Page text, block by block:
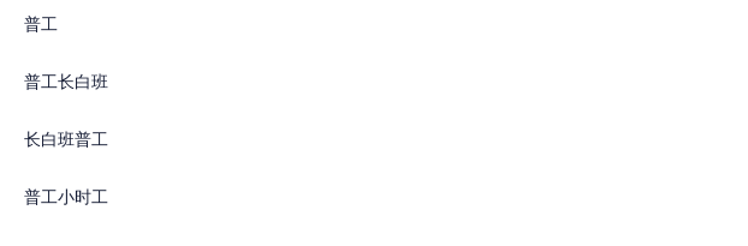
普工
普工长白班
长白班普工
普工小时工